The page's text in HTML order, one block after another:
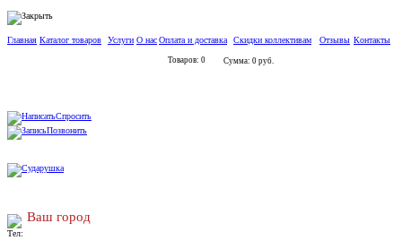
Главная Каталог товаров Услуги О насОплата и доставка Скидки коллективам Отзывы Контакты
Товаров: 0 Сумма: 0 руб.
Спросить
Позвонить
Ваш город